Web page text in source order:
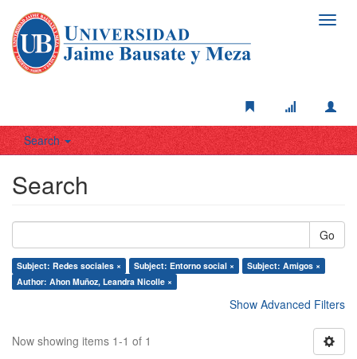
Search
Search
Go
Subject: Redes sociales × Subject: Entorno social ×
Subject: Amigos ×
Author: Ahon Muñoz, Leandra Nicolle ×
Show Advanced Filters
Now showing items 1-1 of 1